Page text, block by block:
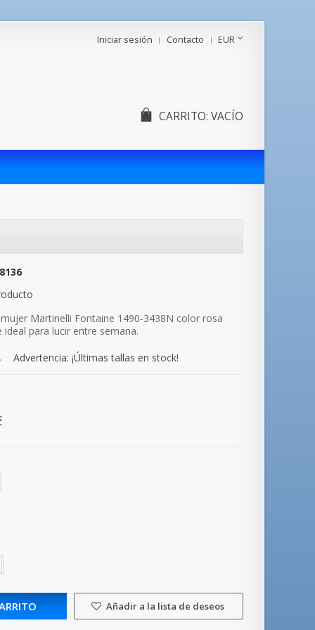
EUR
Contacto
Iniciar sesión
CARRITO: VACÍO
Martinelli Fontaine 1490-3438N color rosa
para lucir entre semana.
Advertencia: ¡Últimas tallas en stock!
Añadir a la lista de deseos